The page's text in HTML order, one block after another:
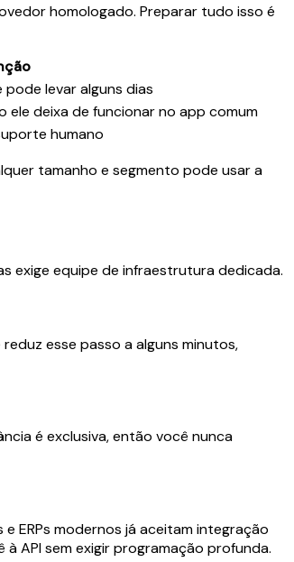
homologado. Preparar tudo isso é
levar alguns dias
ele deixa de funcionar no app comum
humano
tamanho e segmento pode usar a
exige equipe de infraestrutura dedicada.
esse passo a alguns minutos,
é exclusiva, então você nunca
ERPs modernos já aceitam integração
API sem exigir programação profunda.